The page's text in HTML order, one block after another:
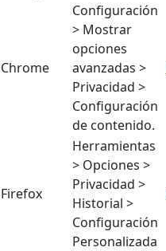
Chrome
Configuración
> Mostrar
opciones
avanzadas >
Privacidad >
Configuración
de contenido.
Firefox
Herramientas
> Opciones >
Privacidad >
Historial >
Configuración
Personalizada